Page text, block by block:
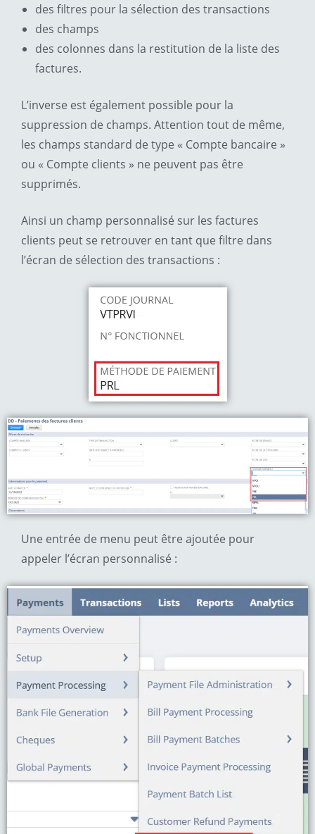
des filtres pour la sélection des transactions
des champs
des colonnes dans la restitution de la liste des
factures.
L’inverse est également possible pour la
suppression de champs. Attention tout de même,
les champs standard de type « Compte bancaire »
ou « Compte clients » ne peuvent pas être
supprimés.
Ainsi un champ personnalisé sur les factures
clients peut se retrouver en tant que filtre dans
l’écran de sélection des transactions :
Une entrée de menu peut être ajoutée pour
appeler l’écran personnalisé :